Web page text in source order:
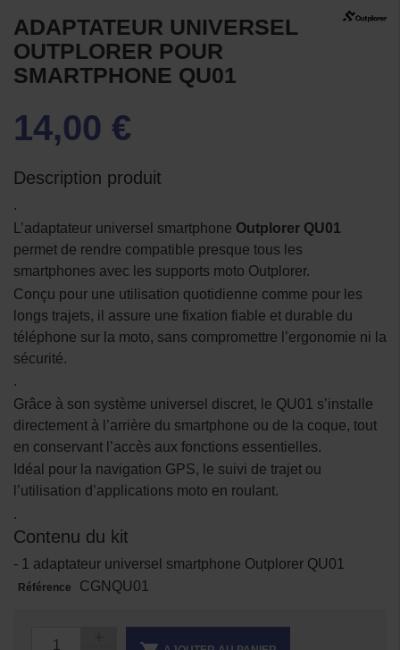
ADAPTATEUR UNIVERSEL
OUTPLORER POUR
SMARTPHONE QU01
14,00 €
Description produit
.
L’adaptateur universel smartphone Outplorer QU01
permet de rendre compatible presque tous les
smartphones avec les supports moto Outplorer.
Conçu pour une utilisation quotidienne comme pour les
longs trajets, il assure une fixation fiable et durable du
téléphone sur la moto, sans compromettre l’ergonomie ni la
sécurité.
.
Grâce à son système universel discret, le QU01 s’installe
directement à l’arrière du smartphone ou de la coque, tout
en conservant l’accès aux fonctions essentielles.
Idéal pour la navigation GPS, le suivi de trajet ou
l’utilisation d’applications moto en roulant.
.
Contenu du kit
- 1 adaptateur universel smartphone Outplorer QU01
Référence CGNQU01